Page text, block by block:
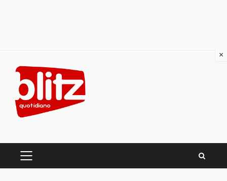
content
PRIMARY
×